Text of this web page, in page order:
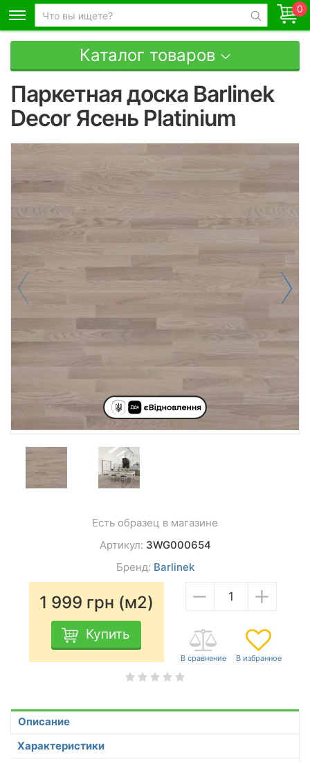
0
Каталог товаров
Паркетная доска Barlinek
Decor Ясень Platinium
Есть образец в магазине
Артикул: 3WG000654
Бренд: Barlinek
1 999 грн (м2)
Купить
− +
Описание
Характеристики